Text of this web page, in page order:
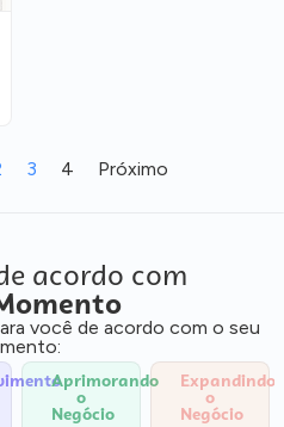
3 4 Próximo
acordo com
você de acordo com o seu
Aprimorando
o
Negócio
Expandindo
o
Negócio